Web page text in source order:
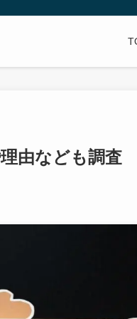
由なども調査